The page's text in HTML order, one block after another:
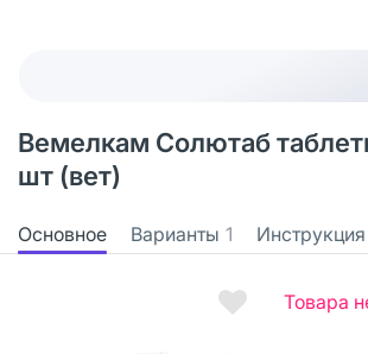
Вемелкам Солютаб
шт (вет)
Основное Варианты 1 Инструкция
Товара